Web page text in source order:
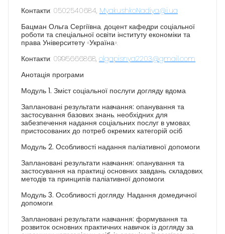
Контакти: 0502540684, MyakushkoNadiya@i.ua
Бацман Ольга Сергіївна, доцент кафедри соціальної
роботи та спеціальної освіти інституту економіки та
права Університету «Україна».
Контакти: 0995666868, olgapisnya2203@gmail.com
Анотація програми
Модуль 1. Зміст соціальної послуги догляду вдома.
Заплановані результати навчання: опанування та
застосування базових знань, необхідних для
забезпечення надання соціальних послуг в умовах,
пристосованих до потреб окремих категорій осіб.
Модуль 2. Особливості надання паліативної допомоги.
Заплановані результати навчання: опанування та
застосування на практиці основних завдань, складових,
методів та принципів паліативної допомоги.
Модуль 3. Особливості догляду. Надання домедичної
допомоги.
Заплановані результати навчання: формування та
розвиток основних практичних навичок із догляду за